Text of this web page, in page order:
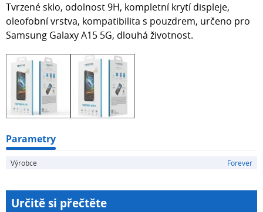
Tvrzené sklo, odolnost 9H, kompletní krytí displeje,
oleofobní vrstva, kompatibilita s pouzdrem, určeno pro
Samsung Galaxy A15 5G, dlouhá životnost.
Parametry
Výrobce Forever
Určitě si přečtěte